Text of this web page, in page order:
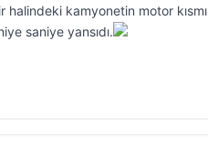
halindeki kamyonetin motor
saniye yansıdı.